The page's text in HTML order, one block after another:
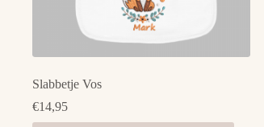
Slabbetje Vos
€14,95